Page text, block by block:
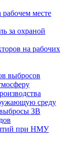
месте
за охраной
на рабочих
выбросов
среду
ЗВ
при НМУ